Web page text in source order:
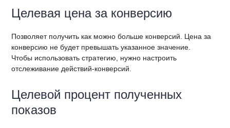
Целевая цена за конверсию
Позволяет получить как можно больше конверсий. Цена за
конверсию не будет превышать указанное значение.
Чтобы использовать стратегию, нужно настроить
отслеживание действий-конверсий.
Целевой процент полученных
показов